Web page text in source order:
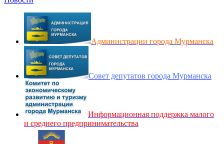
Администрации города Мурманска
Совет депутатов города Мурманска
Информационная поддержка малого
и среднего предпринимательства